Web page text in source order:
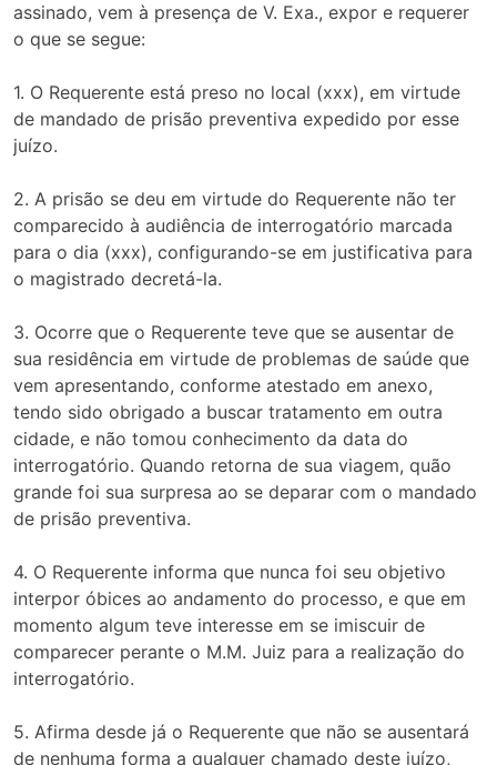
assinado, vem à presença de V. Exa., expor e requerer
o que se segue:
1. O Requerente está preso no local (xxx), em virtude
de mandado de prisão preventiva expedido por esse
juízo.
2. A prisão se deu em virtude do Requerente não ter
comparecido à audiência de interrogatório marcada
para o dia (xxx), configurando-se em justificativa para
o magistrado decretá-la.
3. Ocorre que o Requerente teve que se ausentar de
sua residência em virtude de problemas de saúde que
vem apresentando, conforme atestado em anexo,
tendo sido obrigado a buscar tratamento em outra
cidade, e não tomou conhecimento da data do
interrogatório. Quando retorna de sua viagem, quão
grande foi sua surpresa ao se deparar com o mandado
de prisão preventiva.
4. O Requerente informa que nunca foi seu objetivo
interpor óbices ao andamento do processo, e que em
momento algum teve interesse em se imiscuir de
comparecer perante o M.M. Juiz para a realização do
interrogatório.
5. Afirma desde já o Requerente que não se ausentará
de nenhuma forma a qualquer chamado deste juízo,